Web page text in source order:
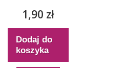
1,90 zł
Dodaj do
koszyka